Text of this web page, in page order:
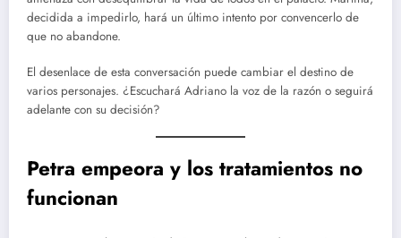
decidida a impedirlo, hará un último intento por convencerlo de
que no abandone.
El desenlace de esta conversación puede cambiar el destino de
varios personajes. ¿Escuchará Adriano la voz de la razón o seguirá
adelante con su decisión?
Petra empeora y los tratamientos no
funcionan